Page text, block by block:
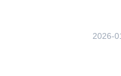
2026-